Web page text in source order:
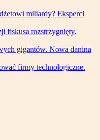
miliardy? Eksperci
fiskusa rozstrzygnięty.
gigantów. Nowa danina
firmy technologiczne.